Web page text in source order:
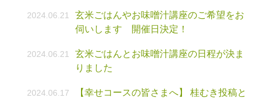
2024.06.21
玄米ごはんやお味噌汁講座のご希望をお
伺いします 開催日決定！
2024.06.21
玄米ごはんとお味噌汁講座の日程が決ま
りました
2024.06.17
【幸せコースの皆さまへ】 桂むき投稿と